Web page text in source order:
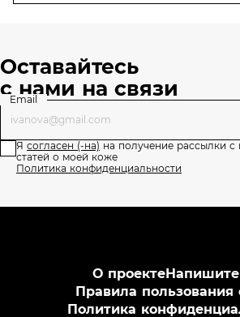
Оставайтесь
с нами на связи
Email
Я согласен (-на) на получение рассылки
статей о моей коже
Политика конфиденциальности
О проекте
Правила пользования
Политика